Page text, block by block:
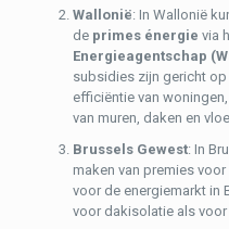
Wallonië: In Wallonië
de primes énergie via
Energieagentschap
subsidies zijn gericht op
efficiëntie van
van muren, daken en
Brussels Gewest: In
maken van premies
voor de energiemarkt in
voor dakisolatie als